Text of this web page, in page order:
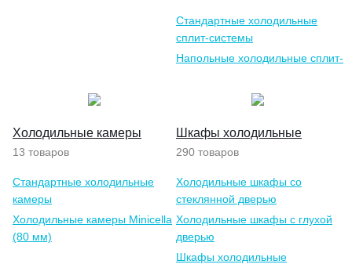
Стандартные холодильные
сплит-системы
Напольные холодильные сплит-
Холодильные камеры
13 товаров
Стандартные холодильные
камеры
Холодильные камеры Minicella
(80 мм)
Шкафы холодильные
290 товаров
Холодильные шкафы со
стеклянной дверью
Холодильные шкафы с глухой
дверью
Шкафы холодильные